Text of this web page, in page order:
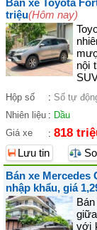
Bán xe Toyota
triệu(Hôm nay)
nội
Hộp số : Số tự
Nhiên liệu : Dầu
Giá xe
: 818
Lưu tin
Bán xe Mercedes
nhập khẩu, giá
với